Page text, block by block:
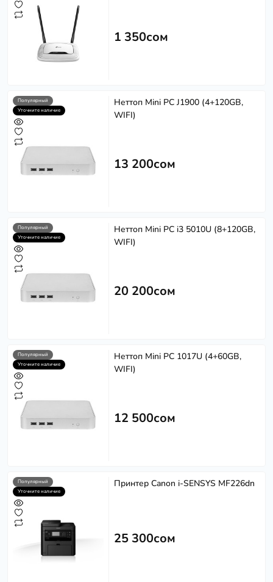
1 350сом
Популярный
Уточните наличие
Неттоп Mini PC J1900 (4+120GB,
WIFI)
13 200сом
Популярный
Уточните наличие
Неттоп Mini PC i3 5010U (8+120GB,
WIFI)
20 200сом
Популярный
Уточните наличие
Неттоп Mini PC 1017U (4+60GB,
WIFI)
12 500сом
Популярный
Уточните наличие
Принтер Canon i-SENSYS MF226dn
25 300сом